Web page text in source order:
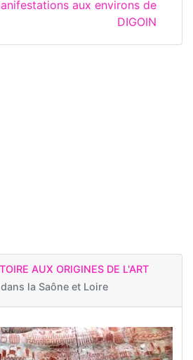
aux environs de
DIGOIN
AUX ORIGINES DE L'ART
la Saône et Loire